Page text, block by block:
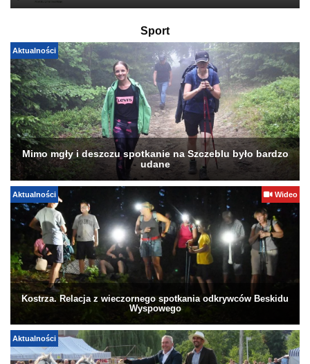
Sport
Aktualności
Mimo mgły i deszczu spotkanie na Szczeblu było bardzo
udane
Aktualności Wideo
Kostrza. Relacja z wieczornego spotkania odkrywców Beskidu
Wyspowego
Aktualności